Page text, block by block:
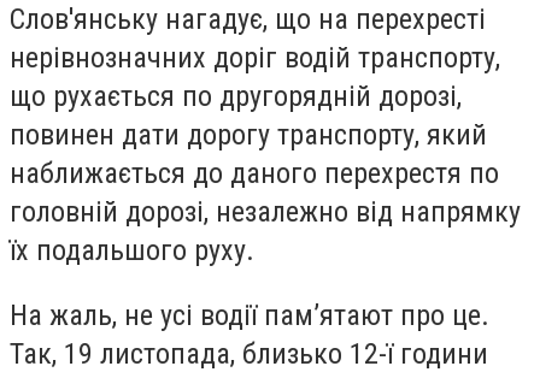
Слов'янську нагадує, що на перехресті
нерівнозначних доріг водій транспорту,
що рухається по другорядній дорозі,
повинен дати дорогу транспорту, який
наближається до даного перехрестя по
головній дорозі, незалежно від напрямку
їх подальшого руху.
На жаль, не усі водії пам’ятают про це.
Так, 19 листопада, близько 12-ї години